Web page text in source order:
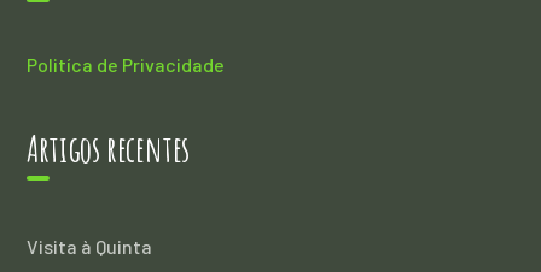
Politíca de Privacidade
Artigos recentes
Visita à Quinta